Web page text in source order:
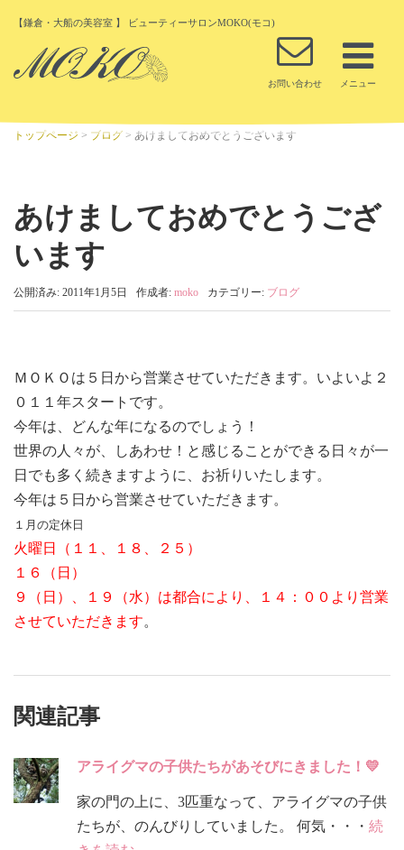
【鎌倉・大船の美容室 】 ビューティーサロンMOKO(モコ)
トップページ > ブログ > あけましておめでとうございます
あけましておめでとうござ
います
公開済み: 2011年1月5日 作成者: moko カテゴリー: ブログ
ＭＯＫＯは５日から営業させていただきます。いよいよ２
０１１年スタートです。
今年は、どんな年になるのでしょう！
世界の人々が、しあわせ！と感じることができる日々が一
日でも多く続きますように、お祈りいたします。
今年は５日から営業させていただきます。
１月の定休日
火曜日（１１、１８、２５）
１６（日）
９（日）、１９（水）は都合により、１４：００より営業
させていただきます。
関連記事
アライグマの子供たちがあそびにきました！💛
家の門の上に、3匹重なって、アライグマの子供
たちが、のんびりしていました。 何気・・・ 続